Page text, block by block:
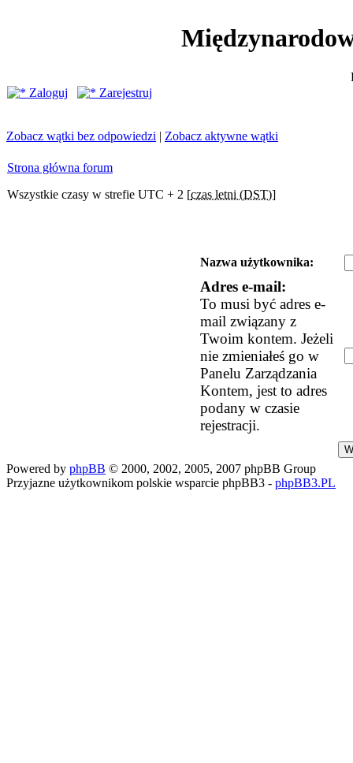
Zaloguj
Zarejestruj
Zobacz wątki bez odpowiedzi | Zobacz aktywne wątki
Strona główna forum
Wszystkie czasy w strefie UTC + 2 [czas letni (DST)]
Nazwa użytkownika:
Adres e-mail:
To musi być adres e-
mail związany z
Twoim kontem. Jeżeli
nie zmieniałeś go w
Panelu Zarządzania
Kontem, jest to adres
podany w czasie
rejestracji.
Powered by phpBB © 2000, 2002, 2005, 2007 phpBB Group
Przyjazne użytkownikom polskie wsparcie phpBB3 - phpBB3.PL